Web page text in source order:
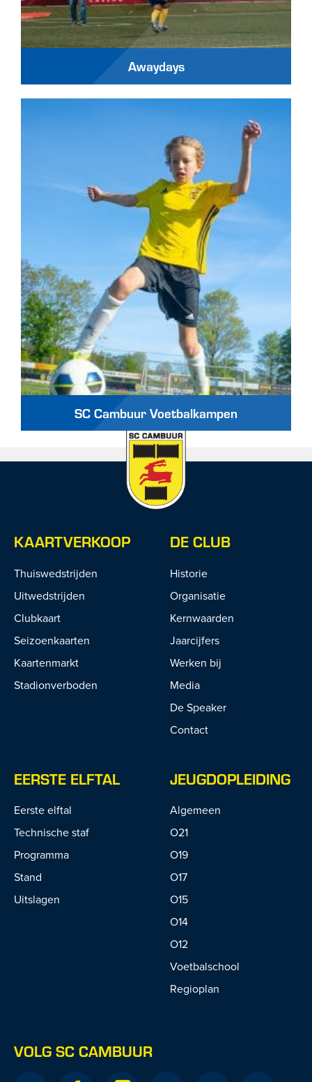
Awaydays
SC Cambuur Voetbalkampen
KAARTVERKOOP
Thuiswedstrijden
Uitwedstrijden
Clubkaart
Seizoenkaarten
Kaartenmarkt
Stadionverboden
DE CLUB
Historie
Organisatie
Kernwaarden
Jaarcijfers
Werken bij
Media
De Speaker
Contact
EERSTE ELFTAL
Eerste elftal
Technische staf
Programma
Stand
Uitslagen
JEUGDOPLEIDING
Algemeen
O21
O19
O17
O15
O14
O12
Voetbalschool
Regioplan
VOLG SC CAMBUUR